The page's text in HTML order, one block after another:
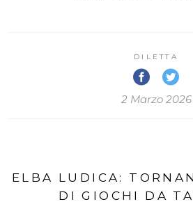
DILETTA
2 Marzo 2026
ELBA LUDICA:
DI GIOCHI DA